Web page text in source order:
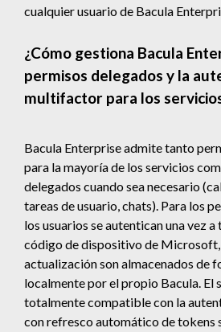
cualquier usuario de Bacula
¿Cómo gestiona Bacula
permisos delegados y la
multifactor para los
Bacula Enterprise admite tanto
para la mayoría de los servicios
delegados cuando sea necesario
tareas de usuario, chats). Para los
los usuarios se autentican una vez
código de dispositivo de Microsoft,
actualización son almacenados de
localmente por el propio Bacula. El
totalmente compatible con la
con refresco automático de tokens